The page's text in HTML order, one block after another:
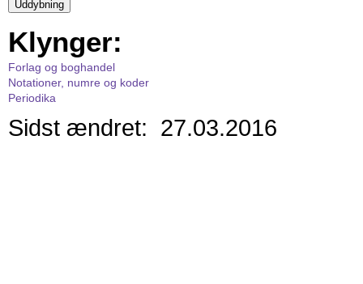
Klynger:
Forlag og boghandel
Notationer, numre og koder
Periodika
Sidst ændret: 27.03.2016